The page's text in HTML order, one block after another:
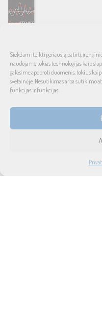
Siekdami teikti geriausią patirtį,
naudojame tokias technologijas kaip
galėsime apdoroti duomenis, tokius
svetainėje. Nesutikimas arba sutikimo
funkcijas ir funkcijas.
PASKYRA
pasaulinio garso, laiko patikrintais
aparatūros ženklais. Galimybė
kainos ir kokybės santykis.
INFORMACIJA
Prekių pristatymas ir grąžinimas